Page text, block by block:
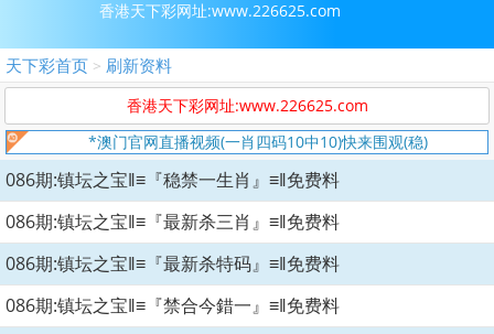
香港天下彩网址:www.226625.com
天下彩首页 > 刷新资料
香港天下彩网址:www.226625.com
*澳门官网直播视频(一肖四码10中10)快来围观(稳)
086期:镇坛之宝‖≡『稳禁一生肖』≡‖免费料
086期:镇坛之宝‖≡『最新杀三肖』≡‖免费料
086期:镇坛之宝‖≡『最新杀特码』≡‖免费料
086期:镇坛之宝‖≡『禁合今錯一』≡‖免费料